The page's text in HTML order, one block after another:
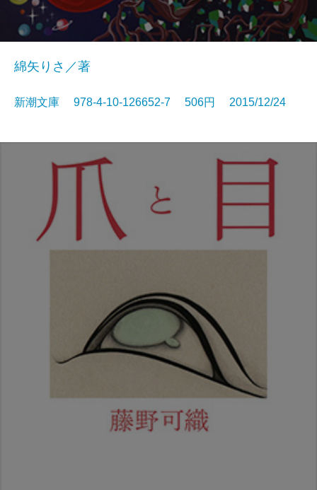
綿矢りさ／著
新潮文庫 978-4-10-126652-7 506円 2015/12/24